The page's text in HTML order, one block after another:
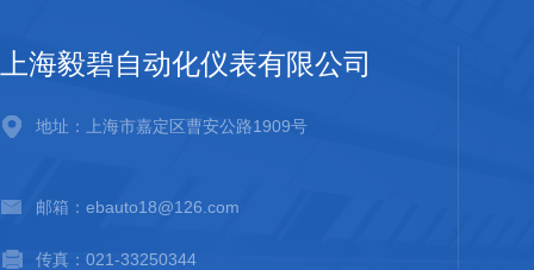
上海毅碧自动化仪表有限公司
地址：上海市嘉定区曹安公路1909号
邮箱：ebauto18@126.com
传真：021-33250344